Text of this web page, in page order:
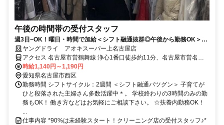
午後の時間帯の受付スタッフ
週3日~OK！曜日・時間で加給＜シフト融通抜群◎午後から勤務OK＞未
経験歓迎☆【履歴書不要】
ヤングドライ アオキスーパー上名古屋店
アクセス 名古屋市営鶴舞線 浄心1番口徒歩約11分、名古屋市営名城
線 名城公園1番口徒歩約14分、名古屋市営名城線 黒川（愛知県）2番
口徒歩約17分
時給1,140円～1,190円
愛知県名古屋市西区
勤務時間 シフトサイクル：2週間 ＜シフト融通バツグン＞ 子育てが
ひと段落された主婦さん多数活躍中＊。 学校終わりの3時間のみの勤
務もOK！ 働き方などはお気軽にご相談下さい。 ☆扶養内勤務OK！
...
仕事内容 *90%は未経験スタート！クリーニング店の受付スタッフ♪*